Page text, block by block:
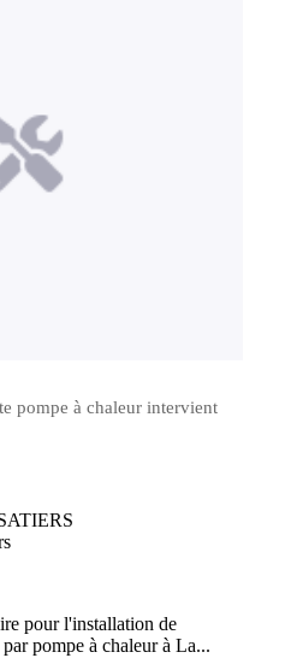
pompe à chaleur intervient
pour l'installation de
pompe à chaleur à La...